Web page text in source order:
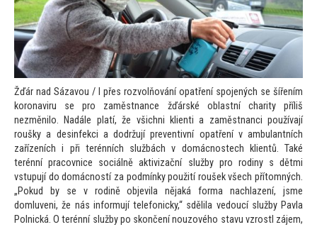
Žďár nad Sázavou / I přes rozvolňování opatření spojených se šířením
koronaviru se pro zaměstnance žďárské oblastní charity příliš
nezměnilo. Nadále platí, že všichni klienti a zaměstnanci používají
roušky a desinfekci a dodržují preventivní opatření v ambulantních
zařízeních i při terénních službách v domácnostech klientů. Také
terénní pracovnice sociálně aktivizační služby pro rodiny s dětmi
vstupují do domácností za podmínky použití roušek všech přítomných.
„Pokud by se v rodině objevila nějaká forma nachlazení, jsme
domluveni, že nás informují telefonicky,“ sdělila vedoucí služby Pavla
Polnická. O terénní služby po skončení nouzového stavu vzrostl zájem,